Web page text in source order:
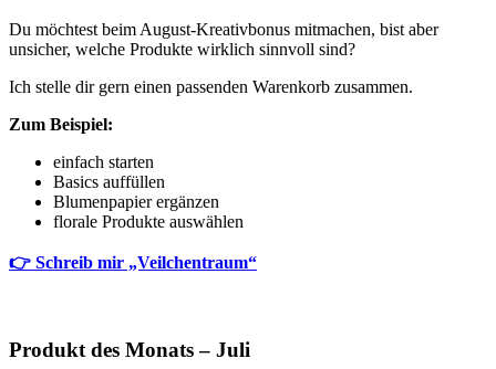
Du möchtest beim August-Kreativbonus mitmachen, bist aber
unsicher, welche Produkte wirklich sinnvoll sind?
Ich stelle dir gern einen passenden Warenkorb zusammen.
Zum Beispiel:
einfach starten
Basics auffüllen
Blumenpapier ergänzen
florale Produkte auswählen
👉 Schreib mir „Veilchentraum“
Produkt des Monats – Juli